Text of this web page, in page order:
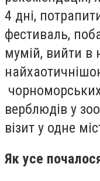
4 дні,
фестиваль,
мумій, вийти в
верблюдів у
візит у одне
Як усе